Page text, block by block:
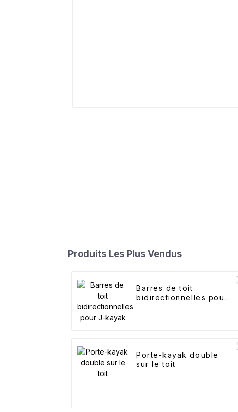
Produits Les Plus Vendus
Barres de toit
bidirectionnelles pour
Porte-kayak double
sur le toit